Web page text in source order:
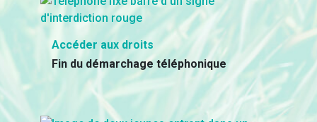
Accéder aux droits
Fin du démarchage téléphonique